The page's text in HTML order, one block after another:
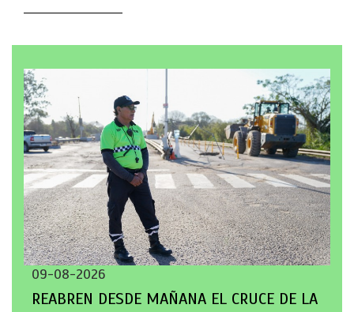
09-08-2026
REABREN DESDE MAÑANA EL CRUCE DE LA